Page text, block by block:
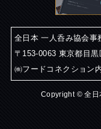
全日本 一人呑み協会事
〒153-0063 東京都目
㈱フードコネクション
Copyright © 全日